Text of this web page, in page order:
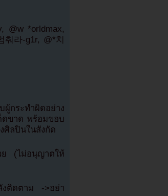
@w *orldmax,
라-g1r, @*치
กระทำผิดอย่าง
ดขาด พร้อมขอบ
ศิลปินในสังกัด
ย (ไม่อนุญาตให้
งติดตาม ->อย่า